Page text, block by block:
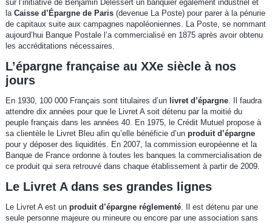
sur l’initiative de Benjamin Delessert un banquier également industriel et
la Caisse d’Épargne de Paris(devenue La Poste) pour parer à la pénurie
de capitaux suite aux campagnes napoléoniennes. La Poste, se nommant
aujourd’hui Banque Postale l’a commercialisé en 1875 après avoir obtenu
les accréditations nécessaires.
L’épargne française au XXe siècle à nos
jours
En 1930, 100 000 Français sont titulaires d’un livret d’épargne. Il faudra
attendre dix années pour que le Livret A soit détenu par la moitié du
peuple français dans les années 40. En 1975, le Crédit Mutuel propose à
sa clientèle le Livret Bleu afin qu’elle bénéficie d’un produit d’épargne
pour y déposer des liquidités. En 2007, la commission européenne et la
Banque de France ordonne à toutes les banques la commercialisation de
ce produit qui sera retrouvé dans chaque établissement à partir de 2009.
Le Livret A dans ses grandes lignes
Le Livret A est un produit d’épargne réglementé. Il est détenu par une
seule personne majeure ou mineure ou encore par une association sans